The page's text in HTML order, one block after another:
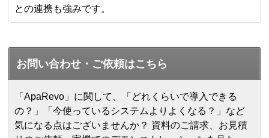
との連携も強みです。
お問い合わせ・ご依頼はこちら
「ApaRevo」に関して、「どれくらいで導入できる
の？」「今使っているシステムよりよくなる？」など
気になる点はございませんか？ 資料のご請求、お見積